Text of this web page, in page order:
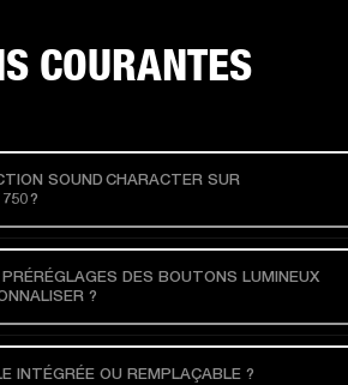
COURANTES
SOUND CHARACTER SUR
?
DES BOUTONS LUMINEUX
?
INTÉGRÉE OU REMPLAÇABLE ?